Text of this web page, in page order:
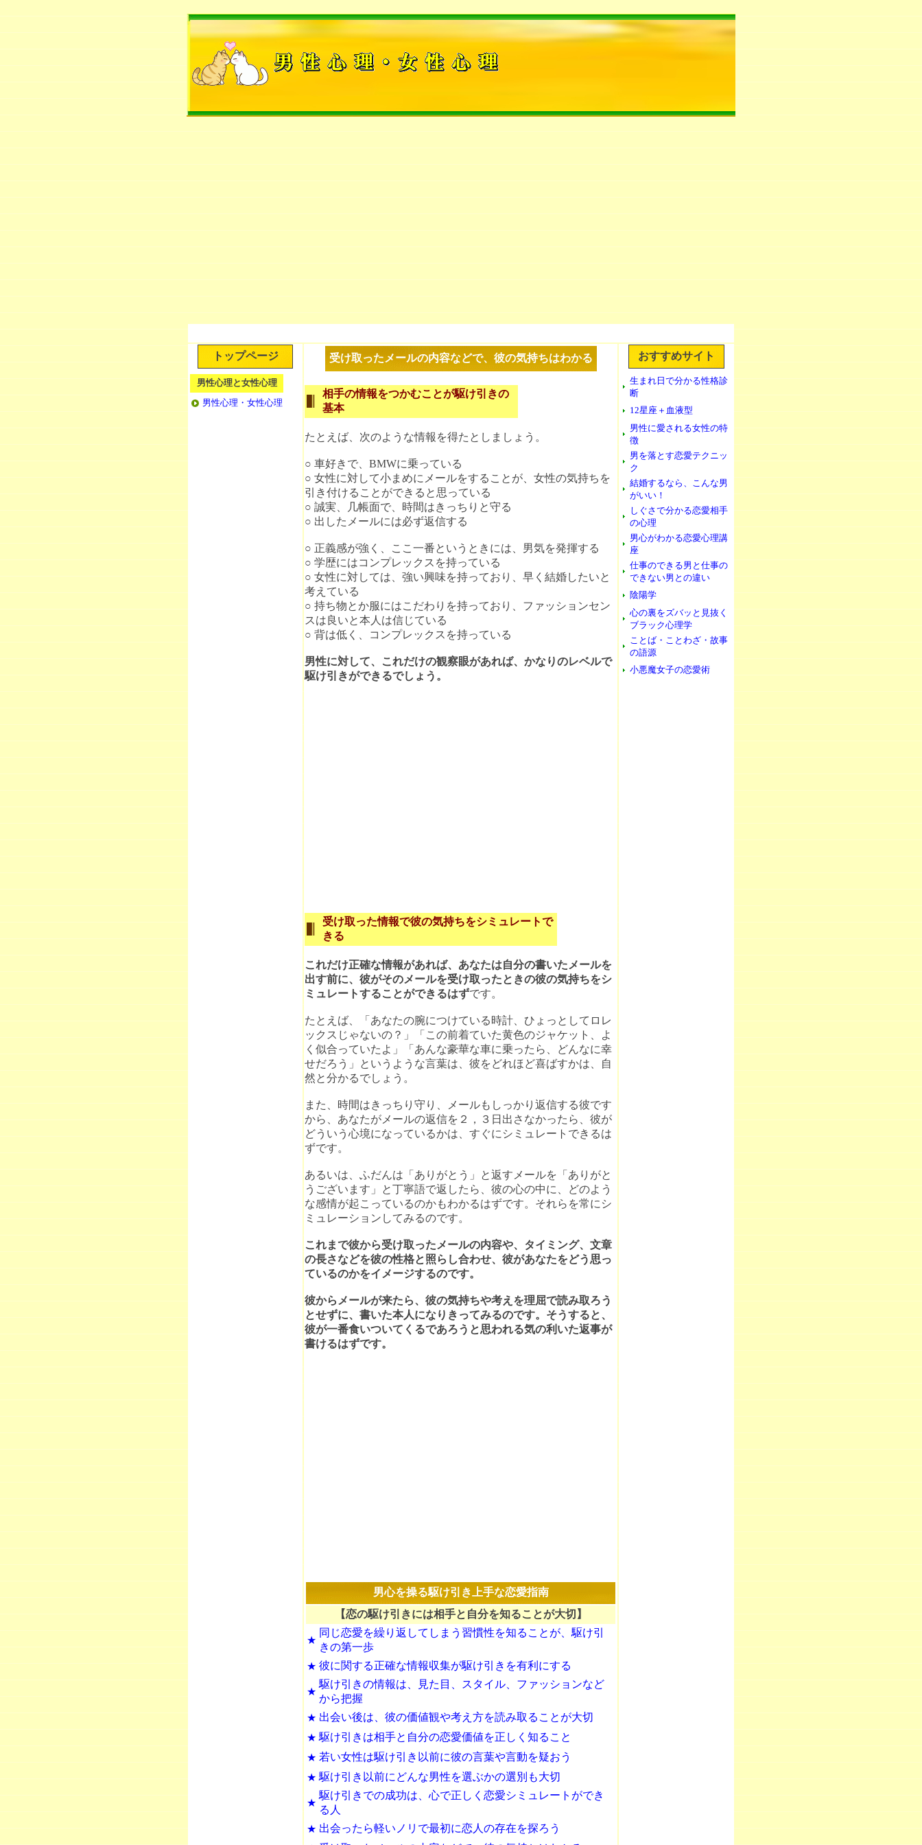
トップページ
男性心理と女性心理
男性心理・女性心理
受け取ったメールの内容などで、彼の気持ちはわかる
相手の情報をつかむことが駆け引きの
基本
たとえば、次のような情報を得たとしましょう。
○ 車好きで、BMWに乗っている
○ 女性に対して小まめにメールをすることが、女性の気持ちを
引き付けることができると思っている
○ 誠実、几帳面で、時間はきっちりと守る
○ 出したメールには必ず返信する
○ 正義感が強く、ここ一番というときには、男気を発揮する
○ 学歴にはコンプレックスを持っている
○ 女性に対しては、強い興味を持っており、早く結婚したいと
考えている
○ 持ち物とか服にはこだわりを持っており、ファッションセン
スは良いと本人は信じている
○ 背は低く、コンプレックスを持っている
男性に対して、これだけの観察眼があれば、かなりのレベルで
駆け引きができるでしょう。
受け取った情報で彼の気持ちをシミュレートで
きる
これだけ正確な情報があれば、あなたは自分の書いたメールを
出す前に、彼がそのメールを受け取ったときの彼の気持ちをシ
ミュレートすることができるはずです。
たとえば、「あなたの腕につけている時計、ひょっとしてロレ
ックスじゃないの？」「この前着ていた黄色のジャケット、よ
く似合っていたよ」「あんな豪華な車に乗ったら、どんなに幸
せだろう」というような言葉は、彼をどれほど喜ばすかは、自
然と分かるでしょう。
また、時間はきっちり守り、メールもしっかり返信する彼です
から、あなたがメールの返信を２，３日出さなかったら、彼が
どういう心境になっているかは、すぐにシミュレートできるは
ずです。
あるいは、ふだんは「ありがとう」と返すメールを「ありがと
うございます」と丁寧語で返したら、彼の心の中に、どのよう
な感情が起こっているのかもわかるはずです。それらを常にシ
ミュレーションしてみるのです。
これまで彼から受け取ったメールの内容や、タイミング、文章
の長さなどを彼の性格と照らし合わせ、彼があなたをどう思っ
ているのかをイメージするのです。
彼からメールが来たら、彼の気持ちや考えを理屈で読み取ろう
とせずに、書いた本人になりきってみるのです。そうすると、
彼が一番食いついてくるであろうと思われる気の利いた返事が
書けるはずです。
男心を操る駆け引き上手な恋愛指南
【恋の駆け引きには相手と自分を知ることが大切】
★
同じ恋愛を繰り返してしまう習慣性を知ることが、駆け引
きの第一歩
★ 彼に関する正確な情報収集が駆け引きを有利にする
★
駆け引きの情報は、見た目、スタイル、ファッションなど
から把握
★ 出会い後は、彼の価値観や考え方を読み取ることが大切
★ 駆け引きは相手と自分の恋愛価値を正しく知ること
★ 若い女性は駆け引き以前に彼の言葉や言動を疑おう
★ 駆け引き以前にどんな男性を選ぶかの選別も大切
★
駆け引きでの成功は、心で正しく恋愛シミュレートができ
る人
★ 出会ったら軽いノリで最初に恋人の存在を探ろう
おすすめサイト
生まれ日で分かる性格診
断
12星座＋血液型
男性に愛される女性の特
徴
男を落とす恋愛テクニッ
ク
結婚するなら、こんな男
がいい！
しぐさで分かる恋愛相手
の心理
男心がわかる恋愛心理講
座
仕事のできる男と仕事の
できない男との違い
陰陽学
心の裏をズバッと見抜く
ブラック心理学
ことば・ことわざ・故事
の語源
小悪魔女子の恋愛術